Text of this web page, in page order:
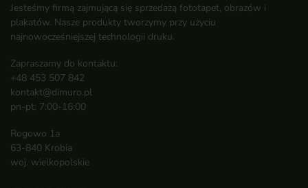
Jesteśmy firmą zajmującą się sprzedażą fototapet, obrazów i
plakatów. Nasze produkty tworzymy przy użyciu
najnowocześniejszej technologii druku.
Zapraszamy do kontaktu:
+48 453 507 842
kontakt@dimuro.pl
pn-pt: 7:00-16:00
Rogowo 1a
63-840 Krobia
woj. wielkopolskie